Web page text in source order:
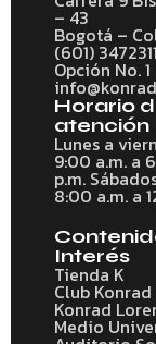
– 43
Bogotá –
(601) 3472311
Opción No. 1
Horario
atención
Lunes a
9:00 a.m. a
p.m.
8:00 a.m. a
Interés
Tienda K
Club Konrad
Konrad
Medio